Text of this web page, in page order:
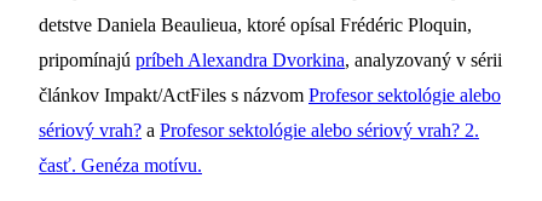
detstve Daniela Beaulieua, ktoré opísal Frédéric Ploquin,
pripomínajú príbeh Alexandra Dvorkina, analyzovaný v sérii
článkov Impakt/ActFiles s názvom Profesor sektológie alebo
sériový vrah? a Profesor sektológie alebo sériový vrah? 2.
časť. Genéza motívu.